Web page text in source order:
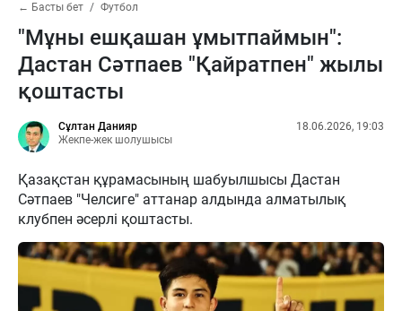
← Басты бет Футбол
"Мұны ешқашан ұмытпаймын":
Дастан Сәтпаев "Қайратпен" жылы
қоштасты
Сұлтан Данияр
Жекпе-жек шолушысы
18.06.2026, 19:03
Қазақстан құрамасының шабуылшысы Дастан
Сәтпаев "Челсиге" аттанар алдында алматылық
клубпен әсерлі қоштасты.